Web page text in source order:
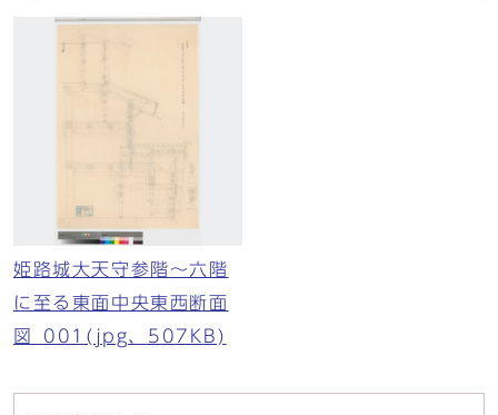
姫路城大天守参階〜六階
に至る東面中央東西断面
図_001(jpg、507KB)